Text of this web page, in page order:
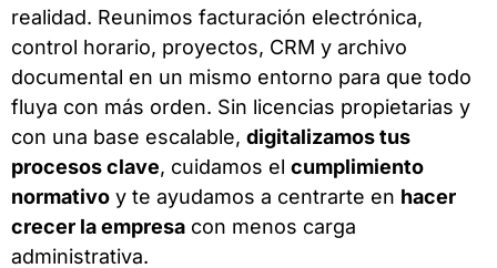
realidad. Reunimos facturación electrónica,
control horario, proyectos, CRM y archivo
documental en un mismo entorno para que todo
fluya con más orden. Sin licencias propietarias y
con una base escalable, digitalizamos tus
procesos clave, cuidamos el cumplimiento
normativo y te ayudamos a centrarte en hacer
crecer la empresa con menos carga
administrativa.